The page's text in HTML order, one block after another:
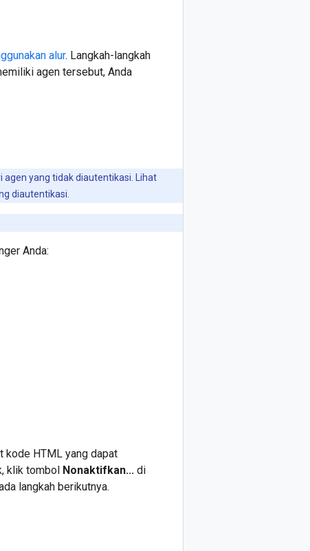
alur. Langkah-langkah
agen tersebut, Anda
agen yang tidak diautentikasi. Lihat
diautentikasi.
Anda:
kode HTML yang dapat
klik tombol Nonaktifkan... di
langkah berikutnya.